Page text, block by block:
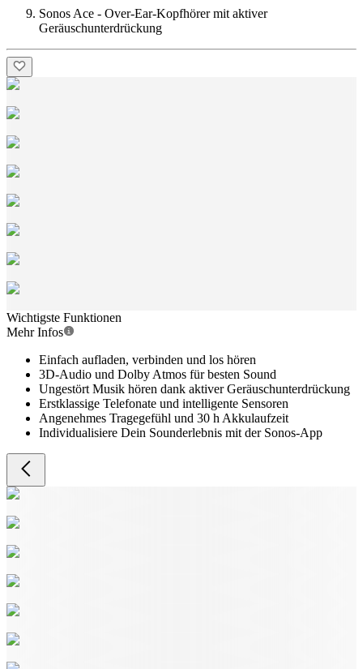
Sonos Ace - Over-Ear-Kopfhörer mit aktiver
Geräuschunterdrückung
Wichtigste Funktionen
Mehr Infos
Einfach aufladen, verbinden und los hören
3D-Audio und Dolby Atmos für besten Sound
Ungestört Musik hören dank aktiver Geräuschunterdrückung
Erstklassige Telefonate und intelligente Sensoren
Angenehmes Tragegefühl und 30 h Akkulaufzeit
Individualisiere Dein Sounderlebnis mit der Sonos-App